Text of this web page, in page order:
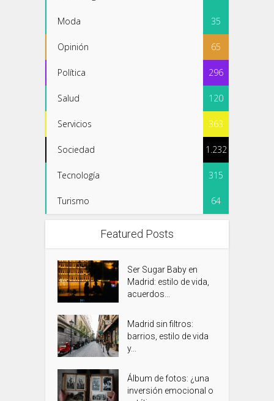
Moda 35
Opinión 65
Política 296
Salud 120
Servicios 363
Sociedad 1.232
Tecnología 315
Turismo 64
Featured Posts
Ser Sugar Baby en
Madrid: estilo de vida,
acuerdos...
Madrid sin filtros:
barrios, estilo de vida
y...
Álbum de fotos: ¿una
inversión emocional o